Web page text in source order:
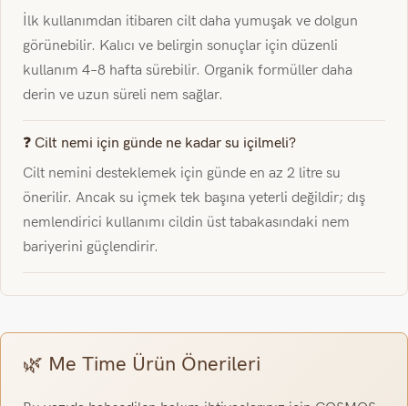
İlk kullanımdan itibaren cilt daha yumuşak ve dolgun
görünebilir. Kalıcı ve belirgin sonuçlar için düzenli
kullanım 4–8 hafta sürebilir. Organik formüller daha
derin ve uzun süreli nem sağlar.
❓ Cilt nemi için günde ne kadar su içilmeli?
Cilt nemini desteklemek için günde en az 2 litre su
önerilir. Ancak su içmek tek başına yeterli değildir; dış
nemlendirici kullanımı cildin üst tabakasındaki nem
bariyerini güçlendirir.
🌿 Me Time Ürün Önerileri